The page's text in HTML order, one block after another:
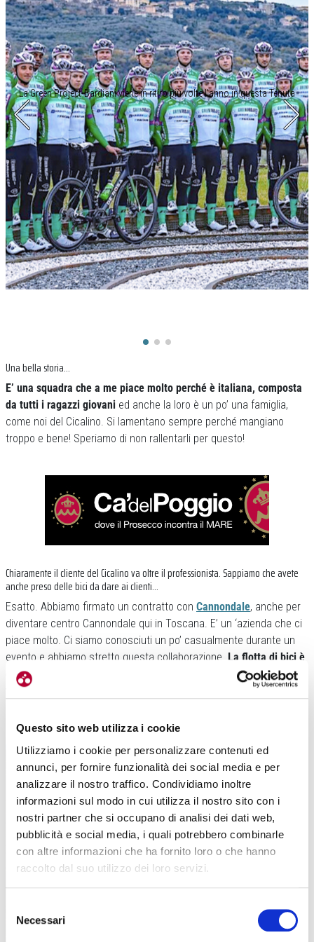
Questo sito web utilizza i cookie
Utilizziamo i cookie per personalizzare contenuti ed
annunci, per fornire funzionalità dei social media e per
analizzare il nostro traffico. Condividiamo inoltre
informazioni sul modo in cui utilizza il nostro sito con i
nostri partner che si occupano di analisi dei dati web,
pubblicità e social media, i quali potrebbero combinarle
con altre informazioni che ha fornito loro o che hanno
raccolto dal suo utilizzo dei loro servizi.
delNecessari
La Green Project-Bardiani viene in ritiro più volte l’anno in questa Tenuta
Una bella storia…
E’ una squadra che a me piace molto perché è italiana, composta
da tutti i ragazzi giovani ed anche la loro è un po’ una famiglia,
come noi del Cicalino. Si lamentano sempre perché mangiano
troppo e bene! Speriamo di non rallentarli per questo!
Chiaramente il cliente del Cicalino va oltre il professionista. Sappiamo che avete
anche preso delle bici da dare ai clienti…
Esatto. Abbiamo firmato un contratto con Cannondale, anche per
diventare centro Cannondale qui in Toscana. E’ un ‘azienda che ci
piace molto. Ci siamo conosciuti un po’ casualmente durante un
evento e abbiamo stretto questa collaborazione. La flotta di bici è
composta sia da bici elettroassistite che tradizionali, per ora si
tratta solo di mountain bike.
Ma stiamo valutando di prendere
bianche che ci sono.
I vari poderi sparsi nella tenuta hanno la piscina (ma c’è anche quella